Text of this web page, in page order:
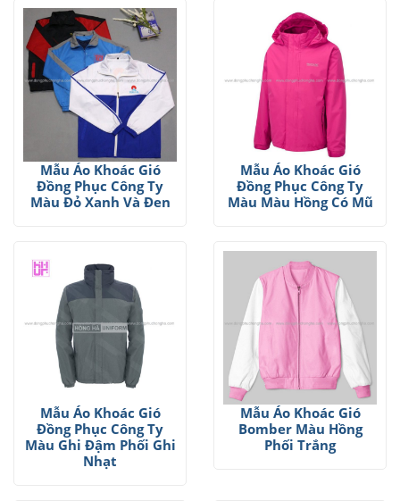
Mẫu Áo Khoác Gió
Đồng Phục Công Ty
Màu Đỏ Xanh Và Đen
Mẫu Áo Khoác Gió
Đồng Phục Công Ty
Màu Màu Hồng Có Mũ
Mẫu Áo Khoác Gió
Đồng Phục Công Ty
Màu Ghi Đậm Phối Ghi
Nhạt
Mẫu Áo Khoác Gió
Bomber Màu Hồng
Phối Trắng